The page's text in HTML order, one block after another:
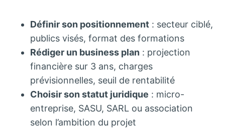
Définir son positionnement : secteur ciblé,
publics visés, format des formations
Rédiger un business plan : projection
financière sur 3 ans, charges
prévisionnelles, seuil de rentabilité
Choisir son statut juridique : micro-
entreprise, SASU, SARL ou association
selon l’ambition du projet